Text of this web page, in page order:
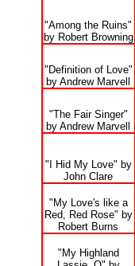
"Among the Ruins"
by Robert Browning
"Definition of Love"
by Andrew Marvell
"The Fair Singer"
by Andrew Marvell
"I Hid My Love" by
John Clare
"My Love's like a
Red, Red Rose" by
Robert Burns
"My Highland